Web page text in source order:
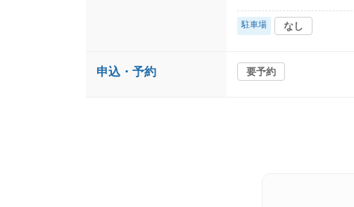
駐車場 なし
申込・予約 要予約